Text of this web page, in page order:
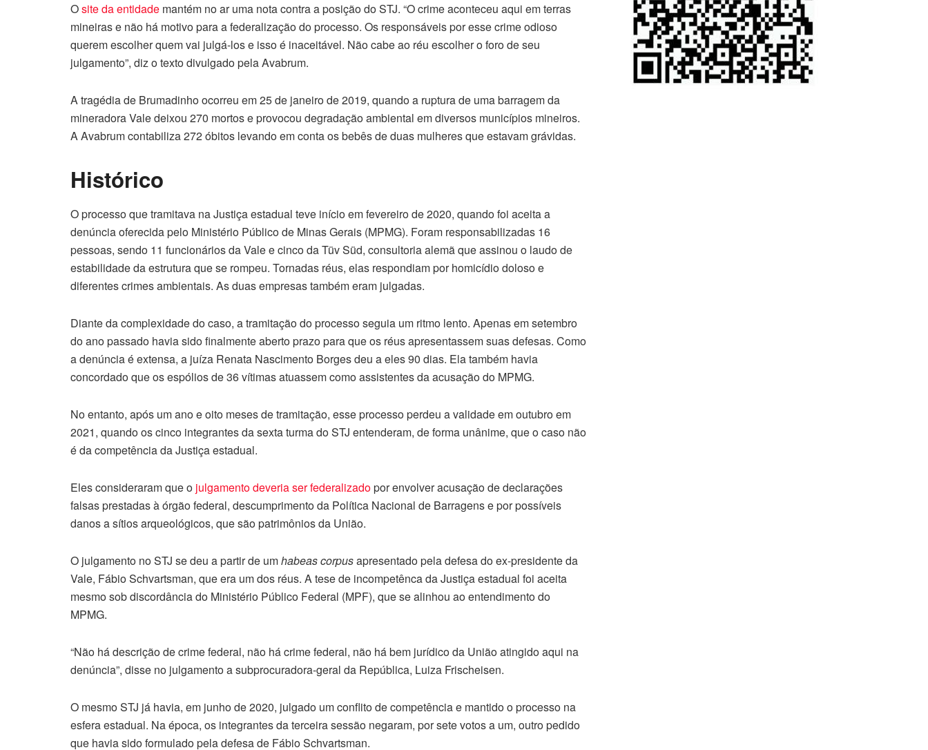
Osite da entidade mantém no ar uma nota contra a posição do STJ. “O crime aconteceu aqui em terras
mineiras e não há motivo para a federalização do processo. Os responsáveis por esse crime odioso
querem escolher quem vai julgá-los e isso é inaceitável. Não cabe ao réu escolher o foro de seu
julgamento”, diz o texto divulgado pela Avabrum.
A tragédia de Brumadinho ocorreu em 25 de janeiro de 2019, quando a ruptura de uma barragem da
mineradora Vale deixou 270 mortos e provocou degradação ambiental em diversos municípios mineiros.
A Avabrum contabiliza 272 óbitos levando em conta os bebês de duas mulheres que estavam grávidas.
Histórico
O processo que tramitava na Justiça estadual teve início em fevereiro de 2020, quando foi aceita a
denúncia oferecida pelo Ministério Público de Minas Gerais (MPMG). Foram responsabilizadas 16
pessoas, sendo 11 funcionários da Vale e cinco da Tüv Süd, consultoria alemã que assinou o laudo de
estabilidade da estrutura que se rompeu. Tornadas réus, elas respondiam por homicídio doloso e
diferentes crimes ambientais. As duas empresas também eram julgadas.
Diante da complexidade do caso, a tramitação do processo seguia um ritmo lento. Apenas em setembro
do ano passado havia sido finalmente aberto prazo para que os réus apresentassem suas defesas. Como
a denúncia é extensa, a juíza Renata Nascimento Borges deu a eles 90 dias. Ela também havia
concordado que os espólios de 36 vítimas atuassem como assistentes da acusação do MPMG.
No entanto, após um ano e oito meses de tramitação, esse processo perdeu a validade em outubro em
2021, quando os cinco integrantes da sexta turma do STJ entenderam, de forma unânime, que o caso não
é da competência da Justiça estadual.
Eles consideraram que o julgamento deveria ser federalizadopor envolver acusação de declarações
falsas prestadas à órgão federal, descumprimento da Política Nacional de Barragens e por possíveis
danos a sítios arqueológicos, que são patrimônios da União.
O julgamento no STJ se deu a partir de umhabeas corpusapresentado pela defesa do ex-presidente da
Vale, Fábio Schvartsman, que era um dos réus. A tese de incompetênca da Justiça estadual foi aceita
mesmo sob discordância do Ministério Público Federal (MPF), que se alinhou ao entendimento do
MPMG.
“Não há descrição de crime federal, não há crime federal, não há bem jurídico da União atingido aqui na
denúncia”, disse no julgamento a subprocuradora-geral da República, Luiza Frischeisen.
O mesmo STJ já havia, em junho de 2020, julgado um conflito de competência e mantido o processo na
esfera estadual. Na época, os integrantes da terceira sessão negaram, por sete votos a um, outro pedido
que havia sido formulado pela defesa de Fábio Schvartsman.